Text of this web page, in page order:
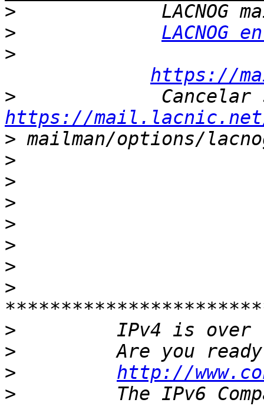
>
>
LACNOG
>
https://
>
https://
>
>
>
>
>
>
>
>
>
>
>
http://
>